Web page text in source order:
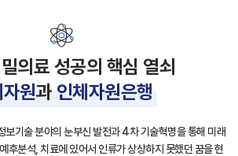
의료 성공의 핵심 열쇠
원과 인체자원은행
보기술 분야의 눈부신 발전과 4차 기술혁명을 통해 미래
후분석, 치료에 있어서 인류가 상상하지 못했던 꿈을 현